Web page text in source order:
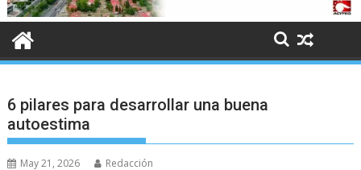
6 pilares para desarrollar una buena
autoestima
May 21, 2026 Redacción